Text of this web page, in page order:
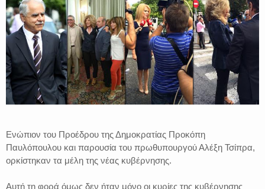
Ενώπιον του Προέδρου της Δημοκρατίας Προκόπη
Παυλόπουλου και παρουσία του πρωθυπουργού Αλέξη Τσίπρα,
ορκίστηκαν τα μέλη της νέας κυβέρνησης.
Αυτή τη φορά όμως δεν ήταν μόνο οι κυρίες της κυβέρνησης